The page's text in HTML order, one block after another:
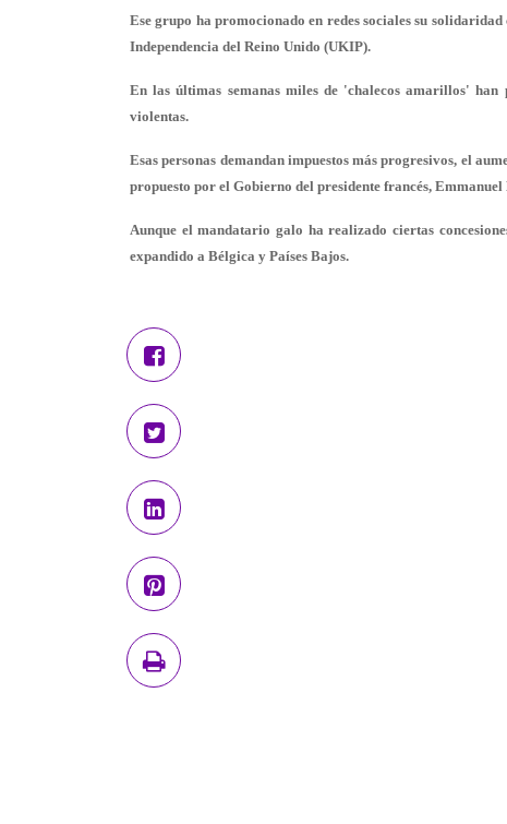
Ese grupo ha promocionado en redes sociales su
Independencia del Reino Unido (UKIP).
En las últimas semanas miles de 'chalecos amarillos' han
violentas.
Esas personas demandan impuestos más progresivos, el
propuesto por el Gobierno del presidente francés,
Aunque el mandatario galo ha realizado ciertas
expandido a Bélgica y Países Bajos.